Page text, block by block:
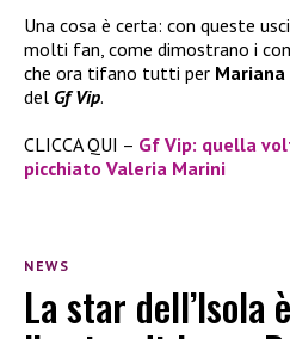
Una cosa è certa: con queste
molti fan, come dimostrano i
che ora tifano tutti per Mariana
del Gf Vip.
CLICCA QUI – Gf Vip: quella
picchiato Valeria Marini
NEWS
La star dell’Isola